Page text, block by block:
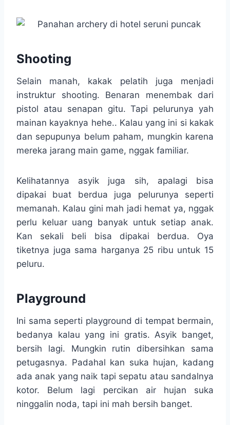
Shooting
Selain manah, kakak pelatih juga menjadi
instruktur shooting. Benaran menembak dari
pistol atau senapan gitu. Tapi pelurunya yah
mainan kayaknya hehe.. Kalau yang ini si kakak
dan sepupunya belum paham, mungkin karena
mereka jarang main game, nggak familiar.
Kelihatannya asyik juga sih, apalagi bisa
dipakai buat berdua juga pelurunya seperti
memanah. Kalau gini mah jadi hemat ya, nggak
perlu keluar uang banyak untuk setiap anak.
Kan sekali beli bisa dipakai berdua. Oya
tiketnya juga sama harganya 25 ribu untuk 15
peluru.
Playground
Ini sama seperti playground di tempat bermain,
bedanya kalau yang ini gratis. Asyik banget,
bersih lagi. Mungkin rutin dibersihkan sama
petugasnya. Padahal kan suka hujan, kadang
ada anak yang naik tapi sepatu atau sandalnya
kotor. Belum lagi percikan air hujan suka
ninggalin noda, tapi ini mah bersih banget.